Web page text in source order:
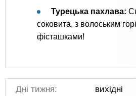
Турецька пахлава:
соковита, з волоським
фісташками!
Дні тижня:
вихідні